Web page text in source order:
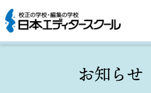
お知らせ